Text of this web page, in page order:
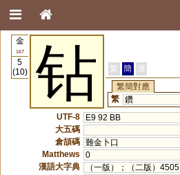
金
167
5
(10)
钻 繁 簡
港
繁簡對應
繁 鑽
UTF-8
E9 92 BB
大五碼
倉頡碼 難金卜口
Matthews
0
漢語大字典
（一版）；（二版）4505